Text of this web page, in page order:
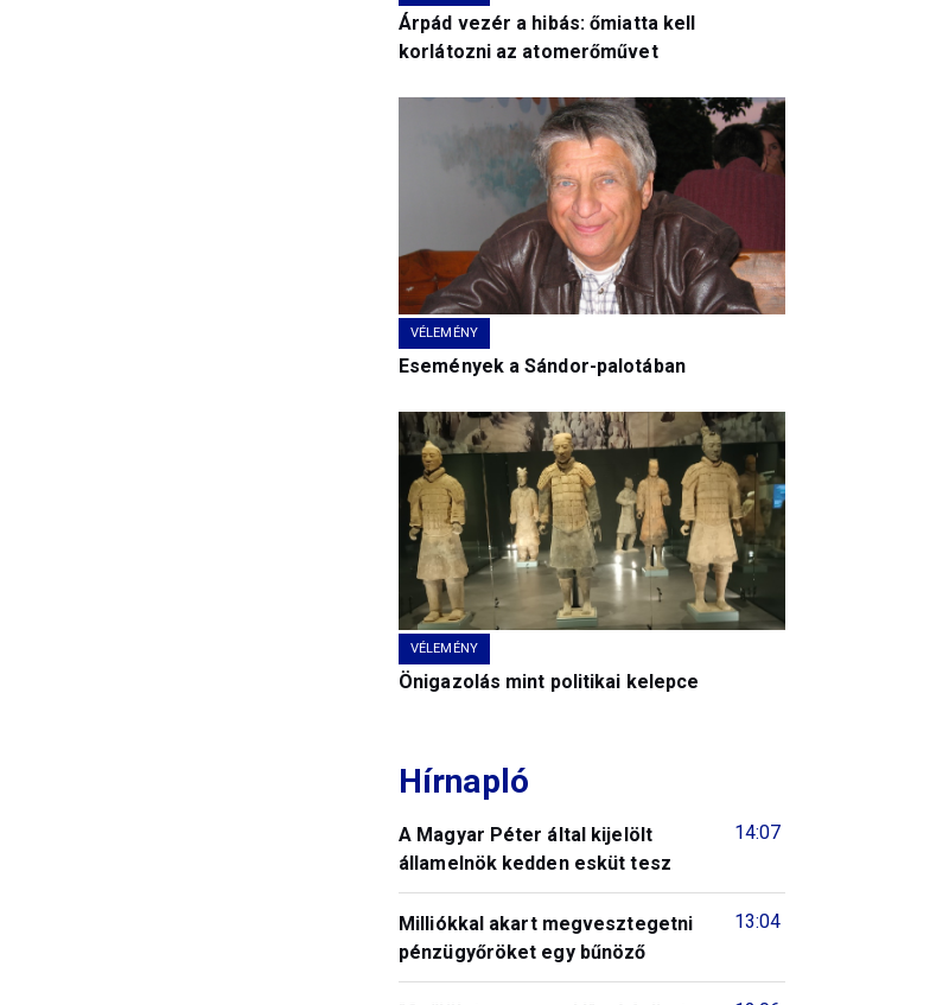
Árpád vezér a hibás: őmiatta kell
korlátozni az atomerőművet
VÉLEMÉNY
Események a Sándor-palotában
VÉLEMÉNY
Önigazolás mint politikai kelepce
Hírnapló
14:07
A Magyar Péter által kijelölt
államelnök kedden esküt tesz
13:04
Milliókkal akart megvesztegetni
pénzügyőröket egy bűnöző